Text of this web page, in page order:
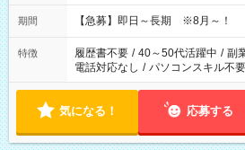
期間 【急募】即日～長期 ※8月～！
特徴 履歴書不要 / 40～50代活躍中 / 副
電話対応なし / パソコンスキル不要
気になる！ 応募する